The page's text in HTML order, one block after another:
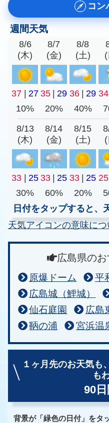
コン
週間天気
8/6
(木)
8/7
(金)
8/8
(土)
37 27 35 29 36 29 34
10%
20% 40%
8/13
(木)
8/14
(金)
8/15
(土)
33 25 33 25 33 25 25
30%
60% 20%
日付をタップすると、
天気アイコンの意味につ
広島県の
原爆ドーム
平
広島城（鯉城）
仙石庭園
広島
鞆の浦
宮浜温
１ヶ月先のお天気も、
も
90
背景が「緑色の日付」をタ